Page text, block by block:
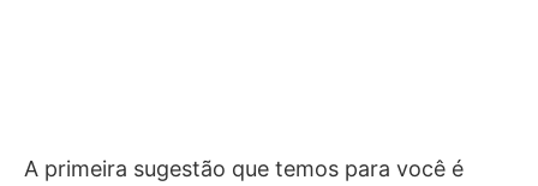
A primeira sugestão que temos para você é